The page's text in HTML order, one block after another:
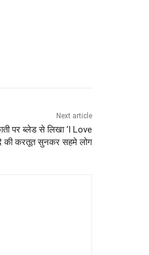
Next article
पर ब्लेड से लिखा ‘I Love
की करतूत सुनकर सहमे लोग